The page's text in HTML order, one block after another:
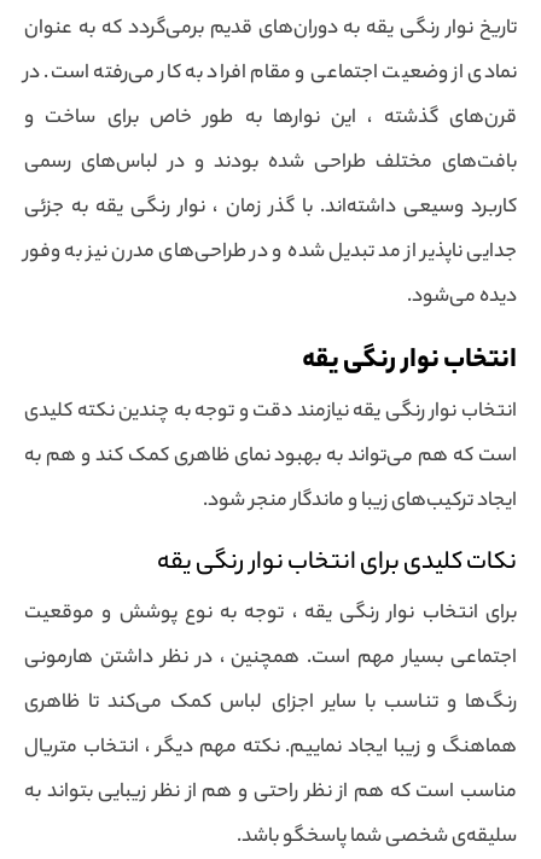
تاریخ نوار رنگی یقه به دوران‌های قدیم برمی‌گردد که به عنوان
نمادی از وضعیت اجتماعی و مقام افراد به کار می‌رفته است. در
قرن‌های گذشته ، این نوارها به طور خاص برای ساخت و
بافت‌های مختلف طراحی شده بودند و در لباس‌های رسمی
کاربرد وسیعی داشته‌اند. با گذر زمان ، نوار رنگی یقه به جزئی
جدایی ناپذیر از مد تبدیل شده و در طراحی‌های مدرن نیز به وفور
دیده می‌شود.
انتخاب نوار رنگی یقه
انتخاب نوار رنگی یقه نیازمند دقت و توجه به چندین نکته کلیدی
است که هم می‌تواند به بهبود نمای ظاهری کمک کند و هم به
ایجاد ترکیب‌های زیبا و ماندگار منجر شود.
نکات کلیدی برای انتخاب نوار رنگی یقه
برای انتخاب نوار رنگی یقه ، توجه به نوع پوشش و موقعیت
اجتماعی بسیار مهم است. همچنین ، در نظر داشتن هارمونی
رنگ‌ها و تناسب با سایر اجزای لباس کمک می‌کند تا ظاهری
هماهنگ و زیبا ایجاد نماییم. نکته مهم دیگر ، انتخاب متریال
مناسب است که هم از نظر راحتی و هم از نظر زیبایی بتواند به
سلیقه‌ی شخصی شما پاسخگو باشد.